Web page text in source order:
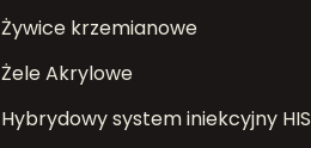
Żywice krzemianowe
Żele Akrylowe
Hybrydowy system iniekcyjny HIS